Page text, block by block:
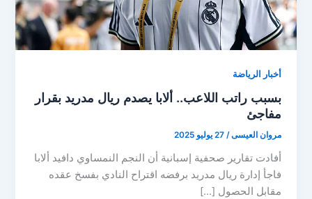
أخبار الرياضة
بسبب راتب اللاعب.. ألابا يصدم ريال مدريد بقرار
مفاجئ
مروان العيسى/27 يوليو 2025
أفادت تقارير صحفية إسبانية أن النجم النمساوي دافيد ألابا
فاجأ إدارة ريال مدريد برفضه اقتراح النادي بفسخ عقده
مقابل الحصول […]